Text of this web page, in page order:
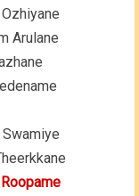
Arulane